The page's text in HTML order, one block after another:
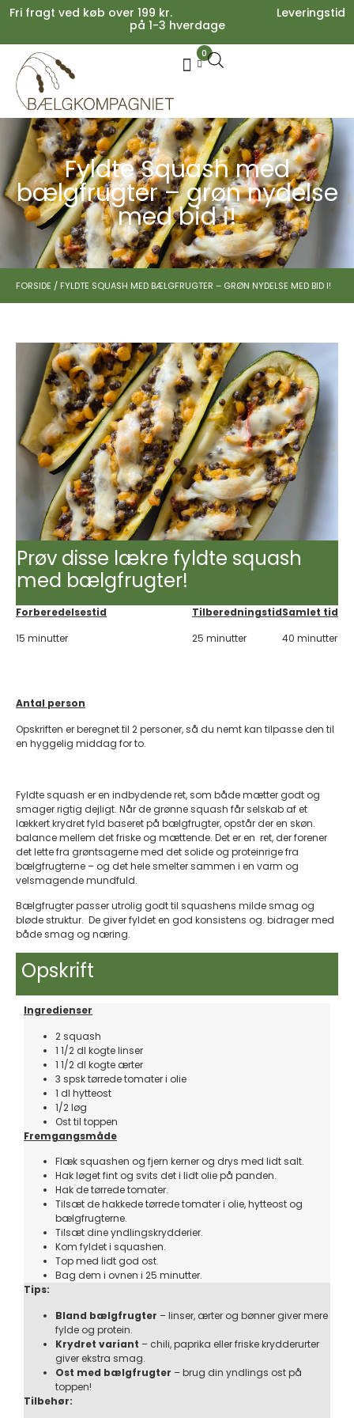
Fri fragt ved køb over 199 kr. Leveringstid
på 1-3 hverdage
0
Your cart is empty.
Subtotal: 0,00
0,00kr. inkl. moms
SE KURV KASSE
Fyldte Squash med
bælgfrugter – grøn nydelse
med bid i!
FORSIDE / FYLDTE SQUASH MED BÆLGFRUGTER – GRØN NYDELSE MED BID I!
Prøv disse lækre fyldte squash
med bælgfrugter!
Forberedelsestid
15 minutter
Tilberedningstid
25 minutter
Samlet tid
40 minutter
Antal person
Opskriften er beregnet til 2 personer, så du nemt kan tilpasse den til
en hyggelig middag for to.
Fyldte squash er en indbydende ret, som både mætter godt og
smager rigtig dejligt. Når de grønne squash får selskab af et
lækkert krydret fyld baseret på bælgfrugter, opstår der en skøn.
balance mellem det friske og mættende. Det er en ret, der forener
det lette fra grøntsagerne med det solide og proteinrige fra
bælgfrugterne – og det hele smelter sammen i en varm og
velsmagende mundfuld.
Bælgfrugter passer utrolig godt til squashens milde smag og
bløde struktur. De giver fyldet en god konsistens og. bidrager med
både smag og næring.
Opskrift
Ingredienser
2 squash
1 1/2 dl kogte linser
1 1/2 dl kogte ærter
3 spsk tørrede tomater i olie
1 dl hytteost
1/2 løg
Ost til toppen
Fremgangsmåde
Flæk squashen og fjern kerner og drys med lidt salt.
Hak løget fint og svits det i lidt olie på panden.
Hak de tørrede tomater.
Tilsæt de hakkede tørrede tomater i olie, hytteost og
bælgfrugterne.
Tilsæt dine yndlingskrydderier.
Kom fyldet i squashen.
Top med lidt god ost.
Bag dem i ovnen i 25 minutter.
Tips:
Bland bælgfrugter – linser, ærter og bønner giver mere
fylde og protein.
Krydret variant – chili, paprika eller friske krydderurter
giver ekstra smag.
Ost med bælgfrugter – brug din yndlings ost på
toppen!
Tilbehør: